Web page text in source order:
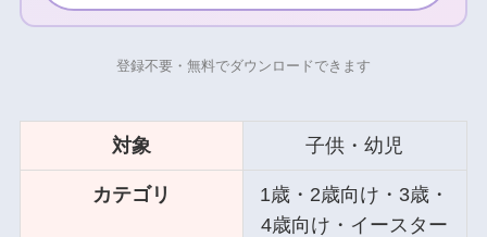
登録不要・無料でダウンロードできます
対象 子供・幼児
カテゴリ
1歳・2歳向け・3歳・
4歳向け・イースター